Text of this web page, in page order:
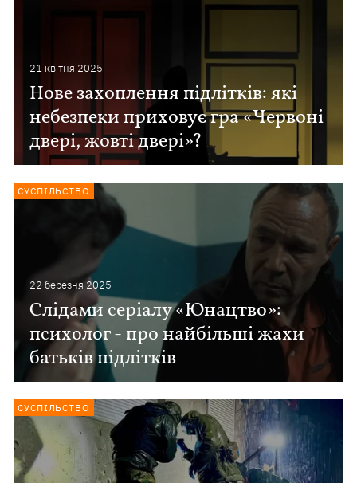
21 квiтня 2025
Нове захоплення підлітків: які
небезпеки приховує гра «Червоні
двері, жовті двері»?
22 березня 2025
Слідами серіалу «Юнацтво»:
психолог - про найбільші жахи
батьків підлітків
СУСПІЛЬСТВО
СУСПІЛЬСТВО